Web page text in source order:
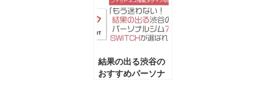
結果の出る渋谷の
おすすめパーソナ